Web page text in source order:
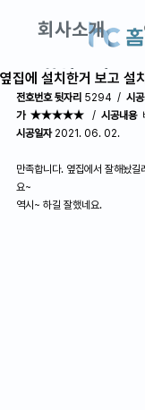
회사소개
창업교실
AS접수 · 견적
옆집에 설치한거 보고 설
전호번호 뒷자리 5294  / 시
가  ★★★★★ / 시공내용
시공일자 2021. 06. 02.
만족합니다. 옆집에서 잘해놨
요~
역시~ 하길 잘했네요.